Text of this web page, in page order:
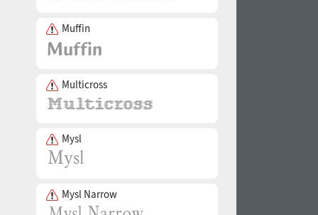
Muffin
Multicross
Mysl
Mysl Narrow